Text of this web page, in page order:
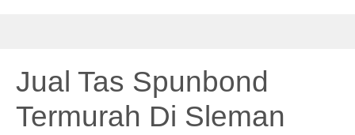
Jual Tas Spunbond
Termurah Di Sleman